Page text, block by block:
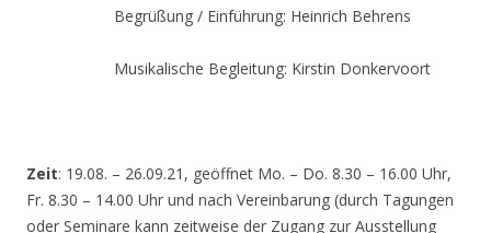
Begrüßung / Einführung: Heinrich Behrens
Musikalische Begleitung: Kirstin Donkervoort
Zeit: 19.08. – 26.09.21, geöffnet Mo. – Do. 8.30 – 16.00 Uhr,
Fr. 8.30 – 14.00 Uhr und nach Vereinbarung (durch Tagungen
oder Seminare kann zeitweise der Zugang zur Ausstellung